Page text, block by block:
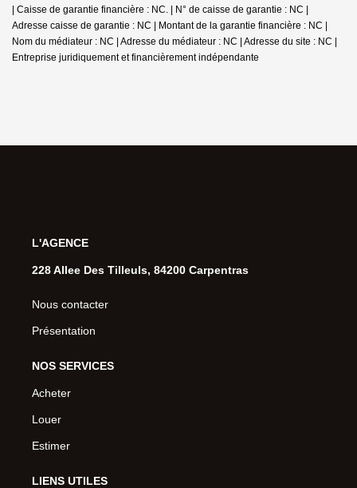
| Caisse de garantie financière : NC. | N° de caisse de garantie : NC |
Adresse caisse de garantie : NC | Montant de la garantie financière : NC |
Nom du médiateur : NC | Adresse du médiateur : NC | Adresse du site : NC |
Entreprise juridiquement et financièrement indépendante
L'AGENCE
228 Allee Des Tilleuls, 84200 Carpentras
Nous contacter
Présentation
NOS SERVICES
Acheter
Louer
Estimer
LIENS UTILES